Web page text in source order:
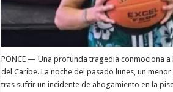
PONCE — Una profunda tragedia conmociona a
del Caribe. La noche del pasado lunes, un
tras sufrir un incidente de ahogamiento en la